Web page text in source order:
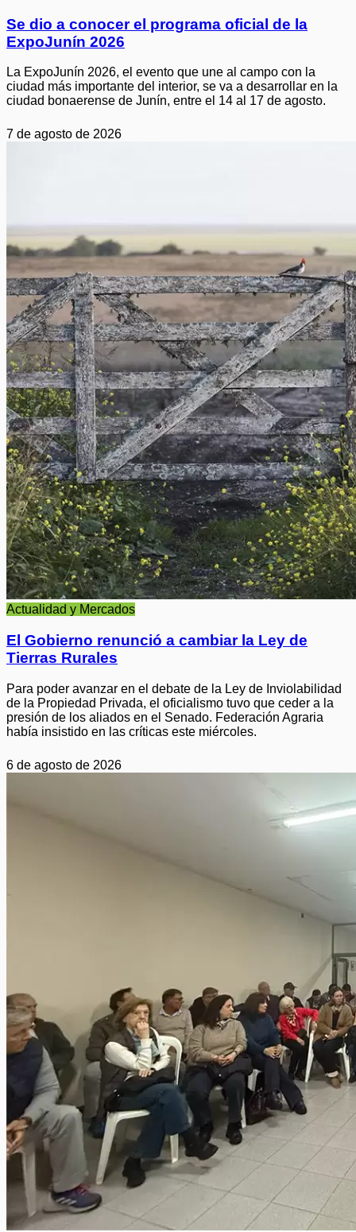
Se dio a conocer el programa oficial de la
ExpoJunín 2026
La ExpoJunín 2026, el evento que une al campo con la
ciudad más importante del interior, se va a desarrollar en la
ciudad bonaerense de Junín, entre el 14 al 17 de agosto.
7 de agosto de 2026
Actualidad y Mercados
El Gobierno renunció a cambiar la Ley de
Tierras Rurales
Para poder avanzar en el debate de la Ley de Inviolabilidad
de la Propiedad Privada, el oficialismo tuvo que ceder a la
presión de los aliados en el Senado. Federación Agraria
había insistido en las críticas este miércoles.
6 de agosto de 2026